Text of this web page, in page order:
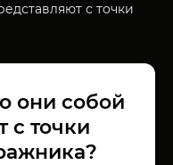
с точки
они собой
с точки